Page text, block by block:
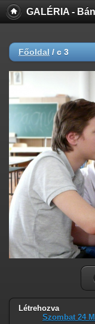
GALÉRIA -
Főoldal / c 3
Létrehozva
Szombat 24